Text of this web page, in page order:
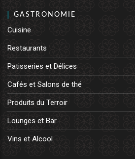
GASTRONOMIE
Cuisine
Restaurants
Patisseries et Délices
Cafés et Salons de thé
Produits du Terroir
Lounges et Bar
Vins et Alcool